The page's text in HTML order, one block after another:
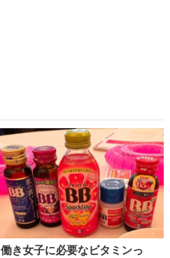
働き女子に必要なビタミンっ